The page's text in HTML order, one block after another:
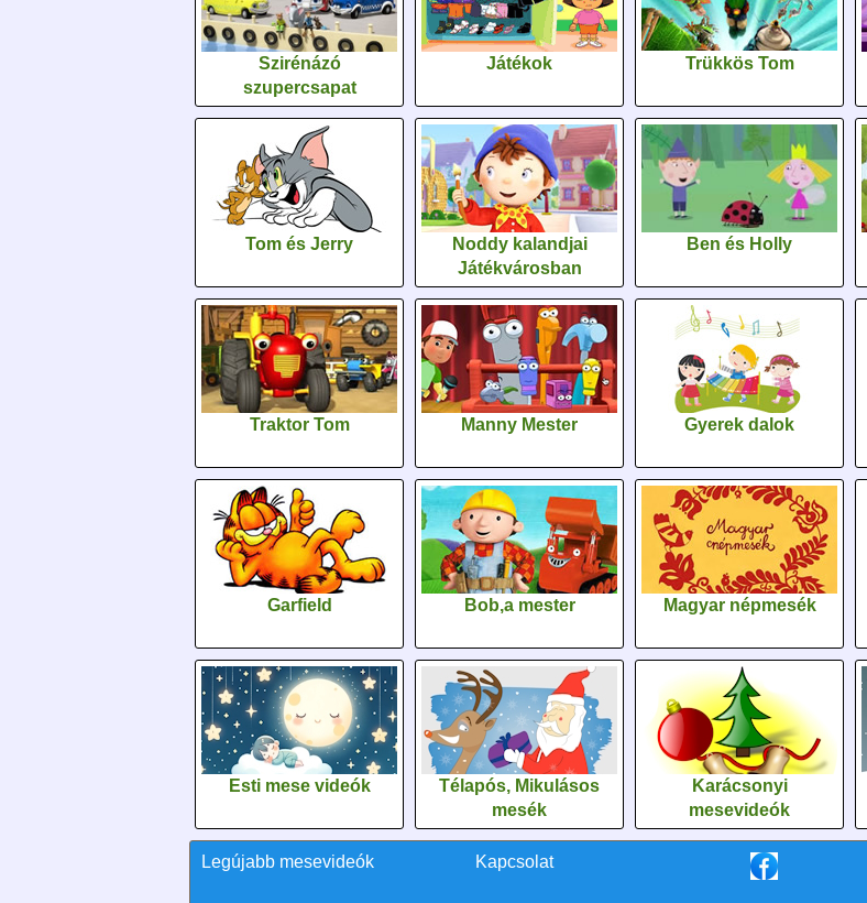
Szirénázó
szupercsapat
Játékok Trükkös Tom
Tom és Jerry
Noddy kalandjai
Játékvárosban
Ben és Holly
Traktor Tom Manny Mester Gyerek dalok
Garfield Bob,a mester Magyar népmesék
Esti mese videók
Télapós, Mikulásos
mesék
Karácsonyi
mesevideók
Legújabb mesevideók Kapcsolat